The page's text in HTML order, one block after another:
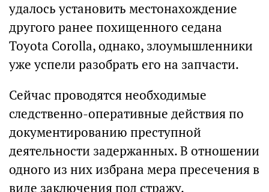
удалось установить местонахождение
другого ранее похищенного седана
Toyota Corolla, однако, злоумышленники
уже успели разобрать его на запчасти.
Сейчас проводятся необходимые
следственно-оперативные действия по
документированию преступной
деятельности задержанных. В отношении
одного из них избрана мера пресечения в
виде заключения под стражу.